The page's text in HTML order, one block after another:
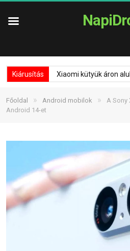
Kiárusítás Xiaomi kütyük áron alul
Főoldal » Android mobilok »
A Sony
Android 14-et